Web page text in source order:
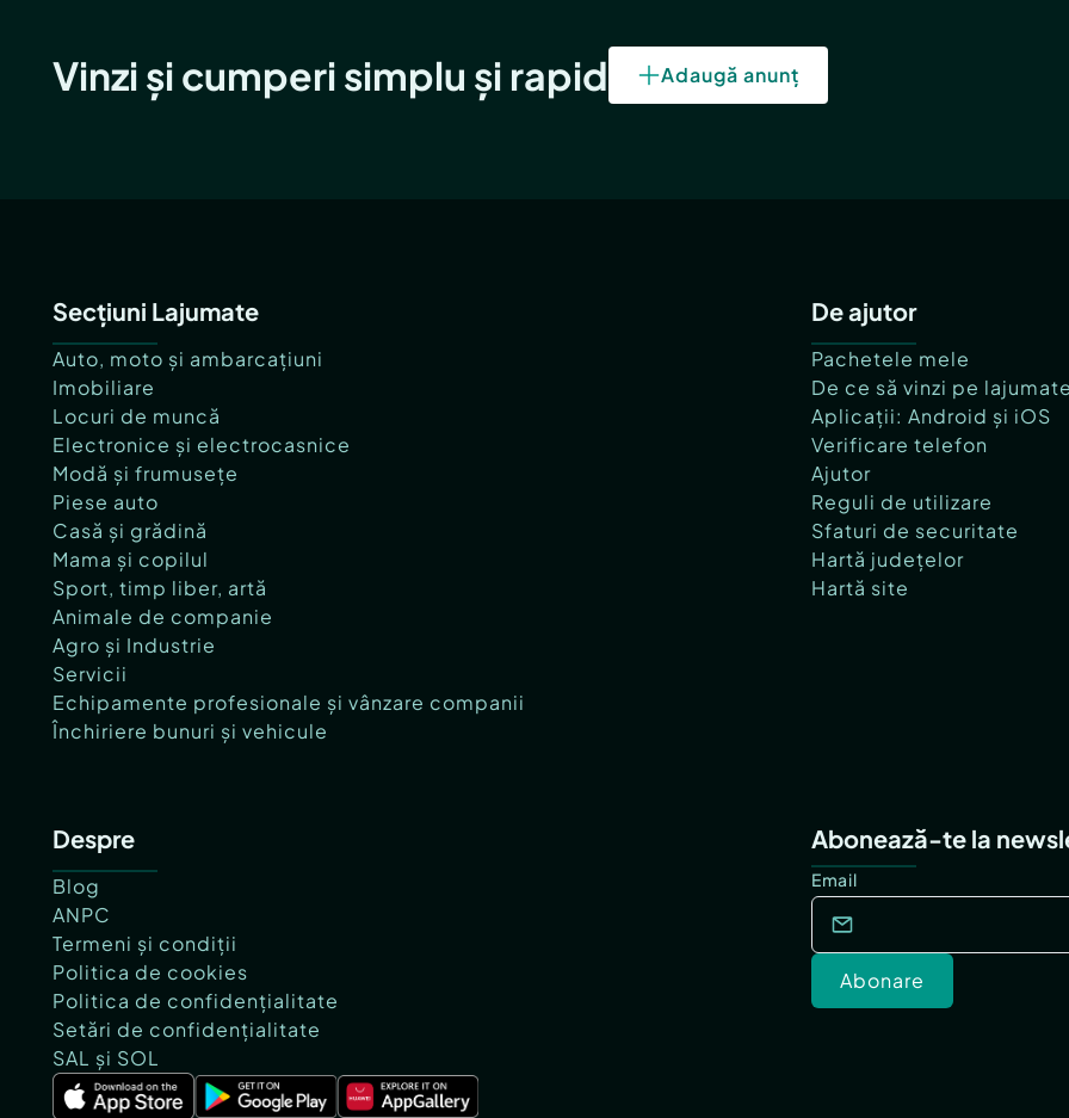
Vinzi și cumperi simplu și rapid Adaugă anunț
Secțiuni Lajumate
Auto, moto și ambarcațiuni
Imobiliare
Locuri de muncă
Electronice și electrocasnice
Modă și frumusețe
Piese auto
Casă și grădină
Mama și copilul
Sport, timp liber, artă
Animale de companie
Agro și Industrie
Servicii
Echipamente profesionale și vânzare companii
Închiriere bunuri și vehicule
De ajutor
Pachetele mele
De ce să vinzi pe
Aplicații: Android și iOS
Verificare telefon
Ajutor
Reguli de utilizare
Sfaturi de securitate
Hartă județelor
Hartă site
Despre
Blog
ANPC
Termeni și condiții
Politica de cookies
Politica de confidențialitate
Setări de confidențialitate
SAL și SOL
Abonează-te la
Email
Abonare